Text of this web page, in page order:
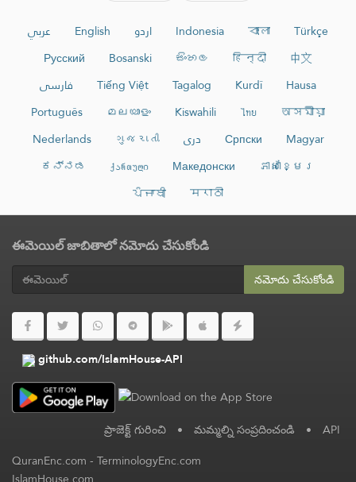
عربي English اردو Indonesia বাংলা
Türkçe
Русский
Bosanski සිංහල हिन्दी
中文
فارسی
Tiếng Việt Tagalog Kurdî
Hausa
Português
മലയാളം Kiswahili ไทย
অসমীয়া
Nederlands
ગુજરાતી دری Српски
Magyar
ಕನ್ನಡ
ქართული Македонски
ភាសាខ្មែរ
ਪੰਜਾਬੀ
मराठी
ఈమెయిల్ జాబితాలో నమోదు చేసుకోండి
నమోదు చేసుకోండి
github.com/IslamHouse-API
ప్రాజెక్ట్ గురించి • మమ్మల్ని సంప్రదించండి • API
QuranEnc.com-TerminologyEnc.com